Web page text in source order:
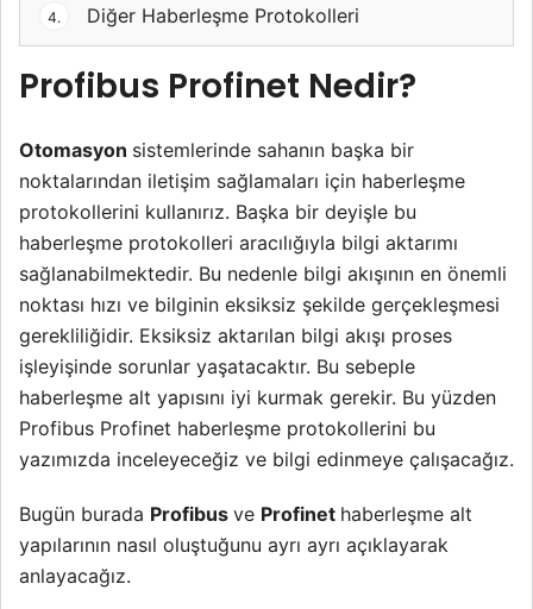
4. Diğer Haberleşme Protokolleri
Profibus Profinet Nedir?
Otomasyon sistemlerinde sahanın başka bir
noktalarından iletişim sağlamaları için haberleşme
protokollerini kullanırız. Başka bir deyişle bu
haberleşme protokolleri aracılığıyla bilgi aktarımı
sağlanabilmektedir. Bu nedenle bilgi akışının en önemli
noktası hızı ve bilginin eksiksiz şekilde gerçekleşmesi
gerekliliğidir. Eksiksiz aktarılan bilgi akışı proses
işleyişinde sorunlar yaşatacaktır. Bu sebeple
haberleşme alt yapısını iyi kurmak gerekir. Bu yüzden
Profibus Profinet haberleşme protokollerini bu
yazımızda inceleyeceğiz ve bilgi edinmeye çalışacağız.
Bugün burada Profibus ve Profinet haberleşme alt
yapılarının nasıl oluştuğunu ayrı ayrı açıklayarak
anlayacağız.